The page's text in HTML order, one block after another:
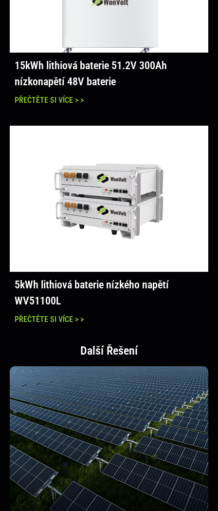
15kWh lithiová baterie 51.2V 300Ah
nízkonapětí 48V baterie
PŘEČTĚTE SI VÍCE > >
5kWh lithiová baterie nízkého napětí
WV51100L
PŘEČTĚTE SI VÍCE > >
Další Řešení